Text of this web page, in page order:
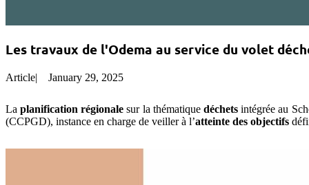
Les travaux de l'Odema au service du volet
Article| January 29, 2025
La planification régionale sur la thématique déchets intégrée au
(CCPGD), instance en charge de veiller à l’atteinte des objectifs